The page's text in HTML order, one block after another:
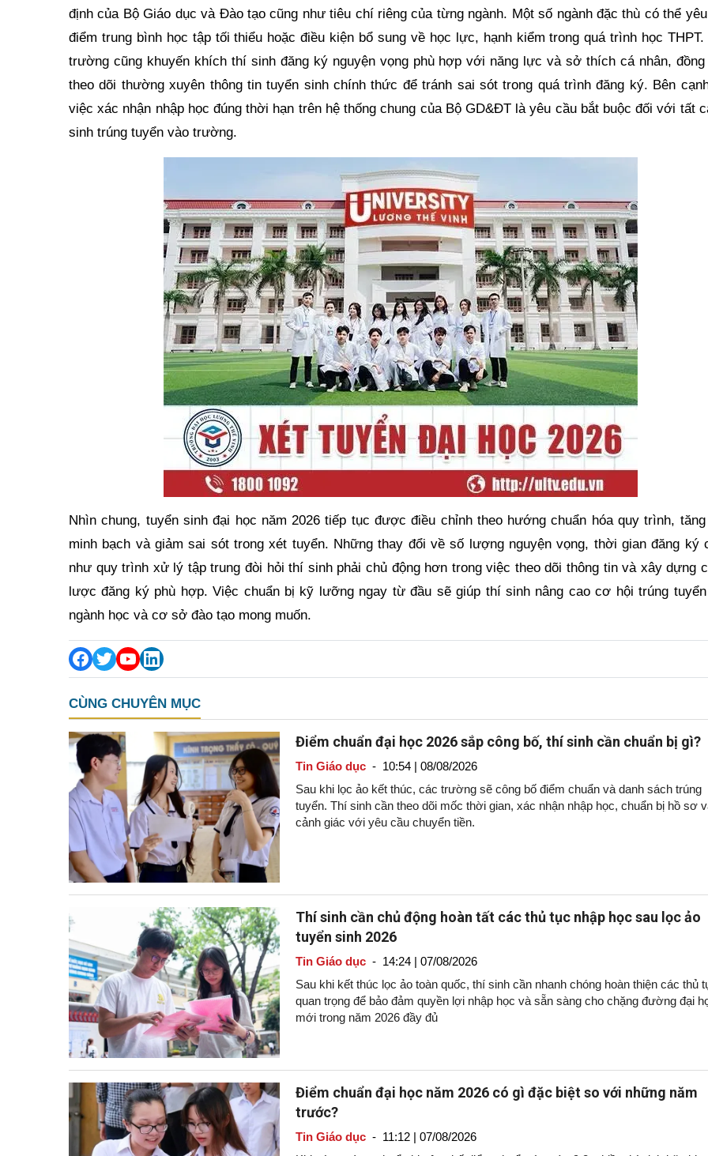
định của Bộ Giáo dục và Đào tạo cũng như tiêu chí riêng của từng ngành. Một số ngành đặc thù có thể
điểm trung bình học tập tối thiểu hoặc điều kiện bổ sung về học lực, hạnh kiểm trong quá trình học THPT.
trường cũng khuyến khích thí sinh đăng ký nguyện vọng phù hợp với năng lực và sở thích cá nhân,
theo dõi thường xuyên thông tin tuyển sinh chính thức để tránh sai sót trong quá trình đăng ký. Bên
việc xác nhận nhập học đúng thời hạn trên hệ thống chung của Bộ GD&ĐT là yêu cầu bắt buộc đối với tất
sinh trúng tuyển vào trường.
Nhìn chung, tuyển sinh đại học năm 2026 tiếp tục được điều chỉnh theo hướng chuẩn hóa quy trình,
minh bạch và giảm sai sót trong xét tuyển. Những thay đổi về số lượng nguyện vọng, thời gian đăng ký
như quy trình xử lý tập trung đòi hỏi thí sinh phải chủ động hơn trong việc theo dõi thông tin và xây dựng
lược đăng ký phù hợp. Việc chuẩn bị kỹ lưỡng ngay từ đầu sẽ giúp thí sinh nâng cao cơ hội trúng
ngành học và cơ sở đào tạo mong muốn.
CÙNG CHUYÊN MỤC
Điểm chuẩn đại học 2026 sắp công bố, thí sinh cần chuẩn bị gì?
Tin Giáo dục- 10:54 | 08/08/2026
Sau khi lọc ảo kết thúc, các trường sẽ công bố điểm chuẩn và danh sách trúng
tuyển. Thí sinh cần theo dõi mốc thời gian, xác nhận nhập học, chuẩn bị hồ sơ
cảnh giác với yêu cầu chuyển tiền.
Thí sinh cần chủ động hoàn tất các thủ tục nhập học sau lọc ảo
tuyển sinh 2026
Tin Giáo dục- 14:24 | 07/08/2026
Sau khi kết thúc lọc ảo toàn quốc, thí sinh cần nhanh chóng hoàn thiện các thủ
quan trọng để bảo đảm quyền lợi nhập học và sẵn sàng cho chặng đường đại
mới trong năm 2026 đầy đủ
Điểm chuẩn đại học năm 2026 có gì đặc biệt so với những năm
trước?
Tin Giáo dục- 11:12 | 07/08/2026